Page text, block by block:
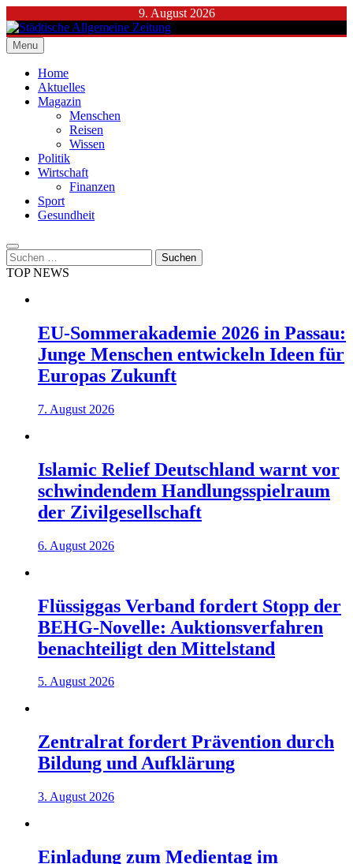
to
content
9. August 2026
Städtische Allgemeine Zeitung
Menu
Home
Aktuelles
Magazin
Menschen
Reisen
Wissen
Politik
Wirtschaft
Finanzen
Sport
Gesundheit
Suchen
nach:
TOP NEWS
EU-Sommerakademie 2026 in Passau:
Junge Menschen entwickeln Ideen für
Europas Zukunft
7. August 2026
Islamic Relief Deutschland warnt vor
schwindendem Handlungsspielraum
der Zivilgesellschaft
6. August 2026
Flüssiggas Verband fordert Stopp der
BEHG-Novelle: Auktionsverfahren
benachteiligt den Mittelstand
5. August 2026
Zentralrat fordert Prävention durch
Bildung und Aufklärung
3. August 2026
Einladung zum Medientag im